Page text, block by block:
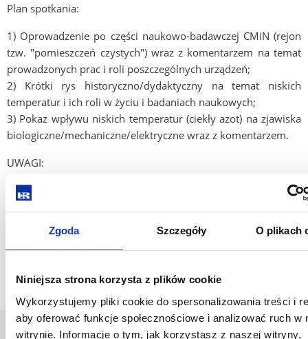
Zgoda Szczegóły O plikach
Niniejsza strona korzysta z plików cookie
Wykorzystujemy pliki cookie do spersonalizowania treści i
aby oferować funkcje społecznościowe i analizować ruch w
witrynie. Informacje o tym, jak korzystasz z naszej witryny,
Plan spotkania:
1) Oprowadzenie po części naukowo-badawczej CMiN (rejon
tzw. "pomieszczeń czystych") wraz z komentarzem na temat
prowadzonych prac i roli poszczególnych urządzeń;
2) Krótki rys historyczno/dydaktyczny na temat niskich
temperatur i ich roli w życiu i badaniach naukowych;
3) Pokaz wpływu niskich temperatur (ciekły azot) na zjawiska
biologiczne/mechaniczne/elektryczne wraz z komentarzem.
UWAGI:
- Przekazywane odwiedzającym treści dostosowywane są
odwiedzających.
- Przed wizytą wskazane byłoby przedyskutowanie potrzeb